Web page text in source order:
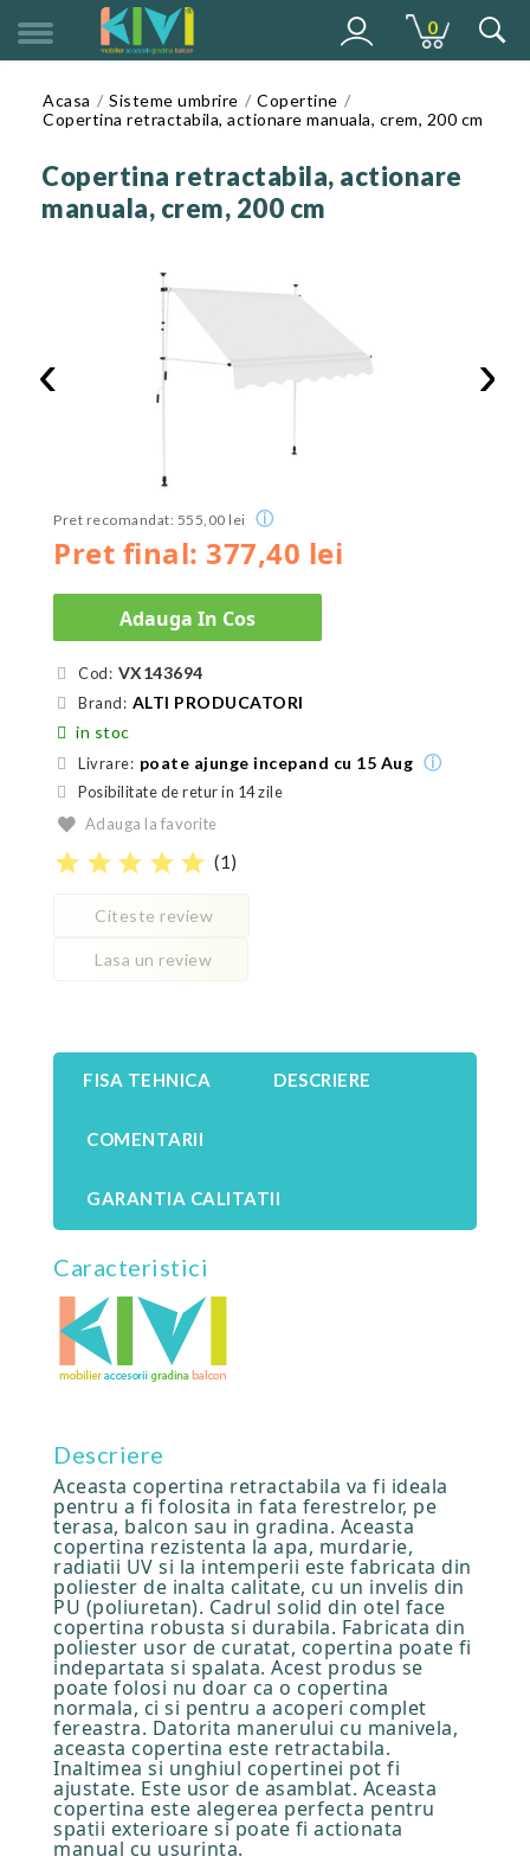
0
Acasa Sisteme umbrire
Copertine
Copertina retractabila, actionare manuala, crem, 200 cm
Copertina retractabila, actionare
manuala, crem, 200 cm
‹ ›
Pret final: 377,40 lei
Pret recomandat: 555,00 lei ⓘ
Adauga In Cos
Cod: VX143694
Brand: ALTI PRODUCATORI
in stoc
Livrare: poate ajunge incepand cu 15 Aug ⓘ
Posibilitate de retur in 14 zile
Adauga la favorite
star star star star star (1)
Citeste review
Lasa un review
FISA TEHNICA DESCRIERE
COMENTARII
GARANTIA CALITATII
Caracteristici
Descriere
Aceasta copertina retractabila va fi ideala
pentru a fi folosita in fata ferestrelor, pe
terasa, balcon sau in gradina. Aceasta
copertina rezistenta la apa, murdarie,
radiatii UV si la intemperii este fabricata din
poliester de inalta calitate, cu un invelis din
PU (poliuretan). Cadrul solid din otel face
copertina robusta si durabila. Fabricata din
poliester usor de curatat, copertina poate fi
indepartata si spalata. Acest produs se
poate folosi nu doar ca o copertina
normala, ci si pentru a acoperi complet
fereastra. Datorita manerului cu manivela,
aceasta copertina este retractabila.
Inaltimea si unghiul copertinei pot fi
ajustate. Este usor de asamblat. Aceasta
copertina este alegerea perfecta pentru
spatii exterioare si poate fi actionata
manual cu usurinta.